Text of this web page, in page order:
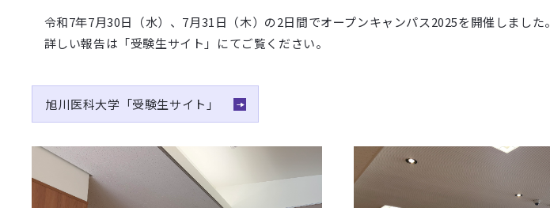
令和7年7月30日（水）、7月31日（木）の2日間でオープンキャンパス2025を開催しました。
詳しい報告は「受験生サイト」にてご覧ください。
旭川医科大学「受験生サイト」